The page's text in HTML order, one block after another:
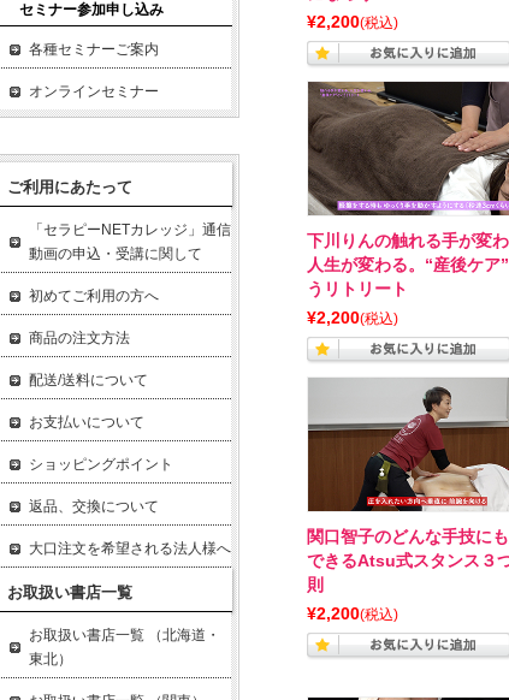
¥2,200(税込)
下川りんの触れる手が変わ
人生が変わる。“産後ケア
うリトリート
¥2,200(税込)
関口智子のどんな手技に
できるAtsu式スタンス３
則
¥2,200(税込)
セミナー参加申し込み
各種セミナーご案内
オンラインセミナー
ご利用にあたって
「セラピーNETカレッジ」通信
動画の申込・受講に関して
初めてご利用の方へ
商品の注文方法
配送/送料について
お支払いについて
ショッピングポイント
返品、交換について
大口注文を希望される法人様へ
お取扱い書店一覧
お取扱い書店一覧 （北海道・
東北）